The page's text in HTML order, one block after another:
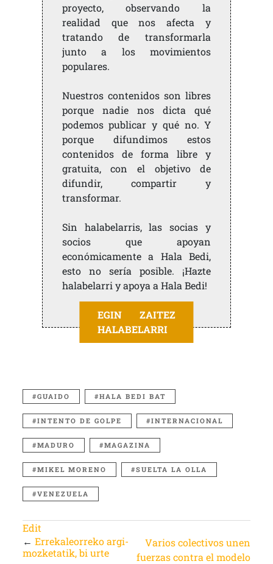
proyecto, observando la
realidad que nos afecta y
tratando de transformarla
junto a los movimientos
populares.
Nuestros contenidos son libres
porque nadie nos dicta qué
podemos publicar y qué no. Y
porque difundimos estos
contenidos de forma libre y
gratuita, con el objetivo de
difundir, compartir y
transformar.
Sin halabelarris, las socias y
socios que apoyan
económicamente a Hala Bedi,
esto no sería posible. ¡Hazte
halabelarri y apoya a Hala Bedi!
EGIN ZAITEZ
HALABELARRI
GUAIDO HALA BEDI BAT
INTENTO DE GOLPE INTERNACIONAL
MADURO MAGAZINA
MIKEL MORENO SUELTA LA OLLA
VENEZUELA
Edit
← Errekaleorreko argi-
mozketatik, bi urte
Varios colectivos unen
fuerzas contra el modelo